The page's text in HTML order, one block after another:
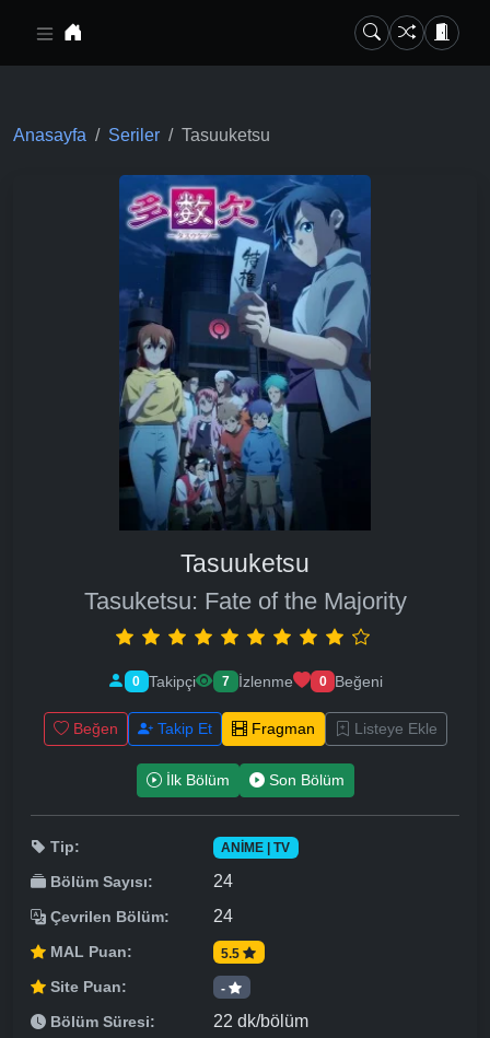
Anasayfa Seriler Tasuuketsu
Tasuuketsu
Tasuketsu: Fate of the Majority
0 Takipçi 7 İzlenme 0 Beğeni
Beğen Takip Et Fragman Listeye Ekle
İlk Bölüm Son Bölüm
Tip: ANIME | TV
Bölüm Sayısı: 24
Çevrilen Bölüm: 24
MAL Puan: 5.5
Site Puan: -
Bölüm Süresi: 22 dk/bölüm